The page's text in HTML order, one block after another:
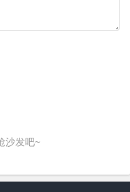
维码，以防遭受诈
度依赖手机支付导致
便利，让我们随时随
沙发吧~